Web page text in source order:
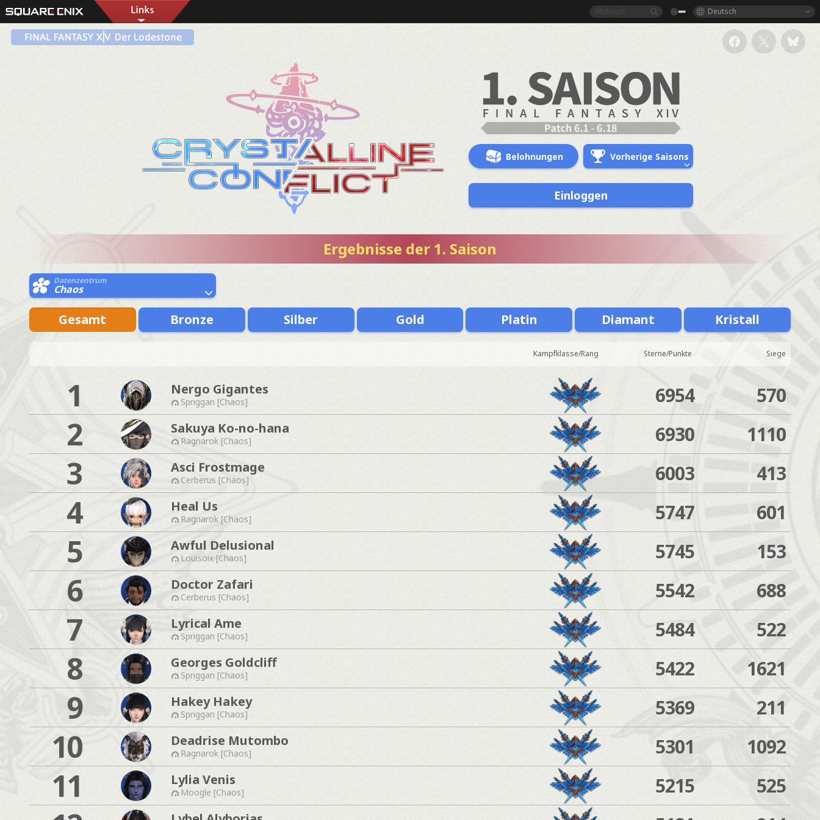
Deutsch
Belohnungen Vorherige Saisons
Einloggen
Ergebnisse der 1. Saison
Datenzentrum
Chaos
Gesamt Bronze Silber Gold Platin Diamant Kristall
Kampfklasse/Rang Sterne/Punkte Siege
1 Nergo Gigantes
Spriggan [Chaos] 6954 570
2 Sakuya Ko-no-hana
Ragnarok [Chaos] 6930 1110
3 Asci Frostmage
Cerberus [Chaos] 6003 413
4 Heal Us
Ragnarok [Chaos] 5747 601
5 Awful Delusional
Louisoix [Chaos] 5745 153
6 Doctor Zafari
Cerberus [Chaos] 5542 688
7 Lyrical Ame
Spriggan [Chaos] 5484 522
8 Georges Goldcliff
Spriggan [Chaos] 5422 1621
9 Hakey Hakey
Spriggan [Chaos] 5369 211
10 Deadrise Mutombo
Ragnarok [Chaos] 5301 1092
11 Lylia Venis
Moogle [Chaos] 5215 525